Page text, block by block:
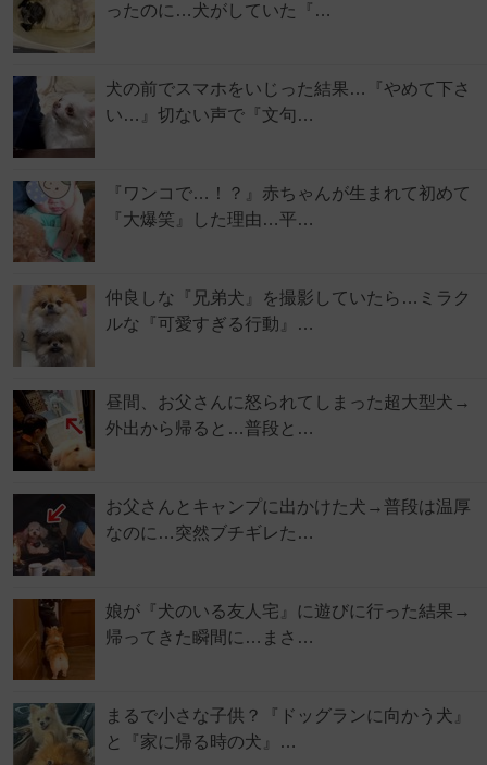
ったのに…犬がしていた『…
犬の前でスマホをいじった結果…『やめて下さ
い…』切ない声で『文句…
『ワンコで…！？』赤ちゃんが生まれて初めて
『大爆笑』した理由…平…
仲良しな『兄弟犬』を撮影していたら…ミラク
ルな『可愛すぎる行動』…
昼間、お父さんに怒られてしまった超大型犬→
外出から帰ると…普段と…
お父さんとキャンプに出かけた犬→普段は温厚
なのに…突然ブチギレた…
娘が『犬のいる友人宅』に遊びに行った結果→
帰ってきた瞬間に…まさ…
まるで小さな子供？『ドッグランに向かう犬』
と『家に帰る時の犬』…